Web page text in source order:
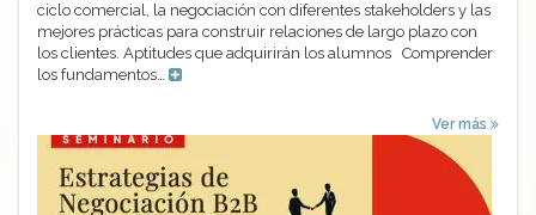
ciclo comercial, la negociación con diferentes stakeholders y las
mejores prácticas para construir relaciones de largo plazo con
los clientes. Aptitudes que adquirirán los alumnos Comprender
los fundamentos…
Ver más